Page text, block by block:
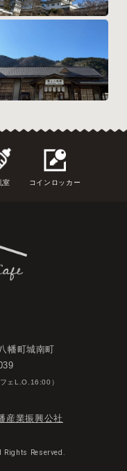
室 コインロッカー
幡町城南町
フェL.O.16:00）
産業振興公社
Reserved.